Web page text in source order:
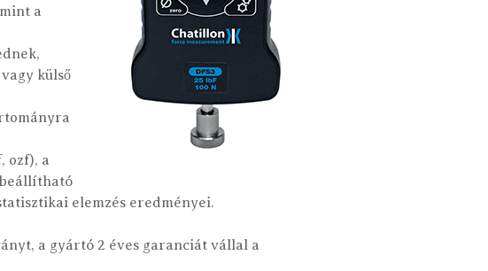
a
külső
ozf), a
elemzés eredményei.
a gyártó 2 éves garanciát vállal a